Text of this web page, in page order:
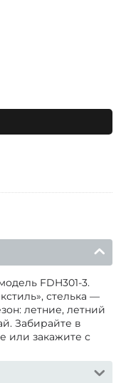
FDH301-3.
стелька —
летние, летний
Забирайте в
или закажите с